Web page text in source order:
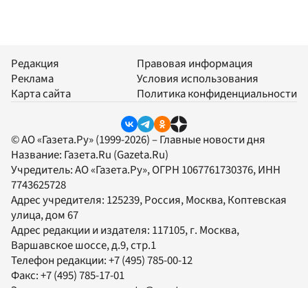
Редакция
Реклама
Карта сайта
Правовая информация
Условия использования
Политика конфиденциальности
© АО «Газета.Ру» (1999-2026) – Главные новости дня
Название: Газета.Ru (Gazeta.Ru)
Учредитель:АО «Газета.Ру», ОГРН 1067761730376, ИНН
7743625728
Адрес учредителя: 125239, Россия, Москва, Коптевская
улица, дом 67
Адрес редакции и издателя: 117105, г. Москва,
Варшавское шоссе, д.9, стр.1
Телефон редакции:+7 (495) 785-00-12
Факс:+7 (495) 785-17-01